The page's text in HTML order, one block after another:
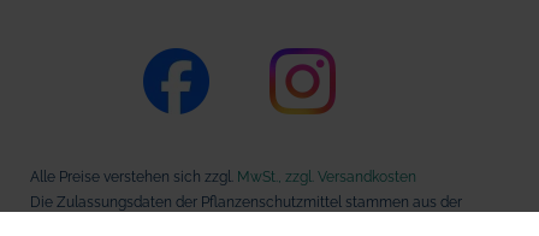
Alle Preise verstehen sich zzgl. MwSt., zzgl. Versandkosten
Die Zulassungsdaten der Pflanzenschutzmittel stammen aus der